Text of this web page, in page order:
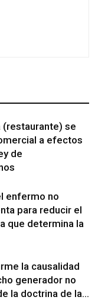
(restaurante) se
a efectos
de
enfermo no
para reducir el
que determina la
la causalidad
generador no
la doctrina de la...